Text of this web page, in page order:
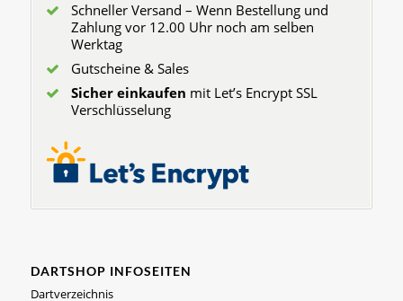
Schneller Versand – Wenn Bestellung und
Zahlung vor 12.00 Uhr noch am selben
Werktag
Gutscheine & Sales
Sicher einkaufen mit Let’s Encrypt SSL
Verschlüsselung
DARTSHOP INFOSEITEN
Dartverzeichnis